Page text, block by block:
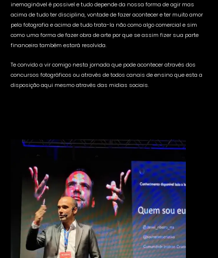
inemaginável é possivel e tudo depende da nossa forma de agir mas
acima de tudo ter disciplina, vontade de fazer acontecer e ter muito amor
pela fotografia e acima de tudo trata-la não como algo comercial e sim
como uma forma de fazer obra de arte por que se assim fizer sua parte
financeira também estará resolvida.
Te convido a vir comigo nesta jornada que pode acontecer através dos
concursos fotográficos ou através de todos canais de ensino que esta a
disposição aqui mesmo através das midias sociais.